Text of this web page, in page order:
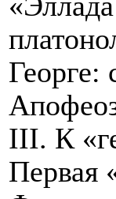
Георге:
III. К
Первая